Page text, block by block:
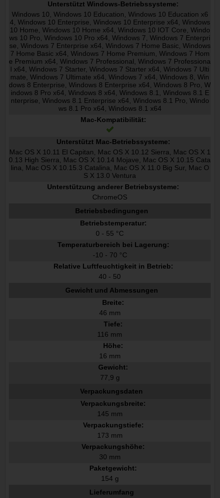
Unterstützt Windows-Betriebssysteme:
Windows 10, Windows 10 Education, Windows 10 Education x6
4, Windows 10 Enterprise, Windows 10 Enterprise x64, Windows
10 Home, Windows 10 Home x64, Windows 10 IOT Core, Windo
ws 10 Pro, Windows 10 Pro x64, Windows 7, Windows 7 Enterpri
se, Windows 7 Enterprise x64, Windows 7 Home Basic, Windows
7 Home Basic x64, Windows 7 Home Premium, Windows 7 Hom
e Premium x64, Windows 7 Professional, Windows 7 Professiona
l x64, Windows 7 Starter, Windows 7 Starter x64, Windows 7 Ulti
mate, Windows 7 Ultimate x64, Windows 7 x64, Windows 8, Win
dows 8 Enterprise, Windows 8 Enterprise x64, Windows 8 Pro, W
indows 8 Pro x64, Windows 8 x64, Windows 8.1, Windows 8.1 E
nterprise, Windows 8.1 Enterprise x64, Windows 8.1 Pro, Windo
ws 8.1 Pro x64, Windows 8.1 x64
Mac-Kompatibilität:
Unterstützt Mac-Betriebssysteme:
Mac OS X 10.11 El Capitan, Mac OS X 10.12 Sierra, Mac OS X 1
0.13 High Sierra, Mac OS X 10.14 Mojave, Mac OS X 10.15 Cata
lina, Mac OS X 10.15.3 Catalina, Mac OS X 11.0 Big Sur, Mac O
S X 13.0 Ventura
Unterstützung anderer Betriebsysteme:
ChromeOS
Betriebsbedingungen
Betriebstemperatur:
0 - 55 °C
Temperaturbereich bei Lagerung:
-10 - 70 °C
Relative Luftfeuchtigkeit in Betrieb:
40 - 50
Gewicht und Abmessungen
Breite:
46 mm
Tiefe:
116 mm
Höhe:
16 mm
Gewicht:
77,9 g
Verpackungsdaten
Verpackungsbreite:
145 mm
Verpackungstiefe:
173 mm
Verpackungshöhe:
30 mm
Paketgewicht:
154 g
Lieferumfang